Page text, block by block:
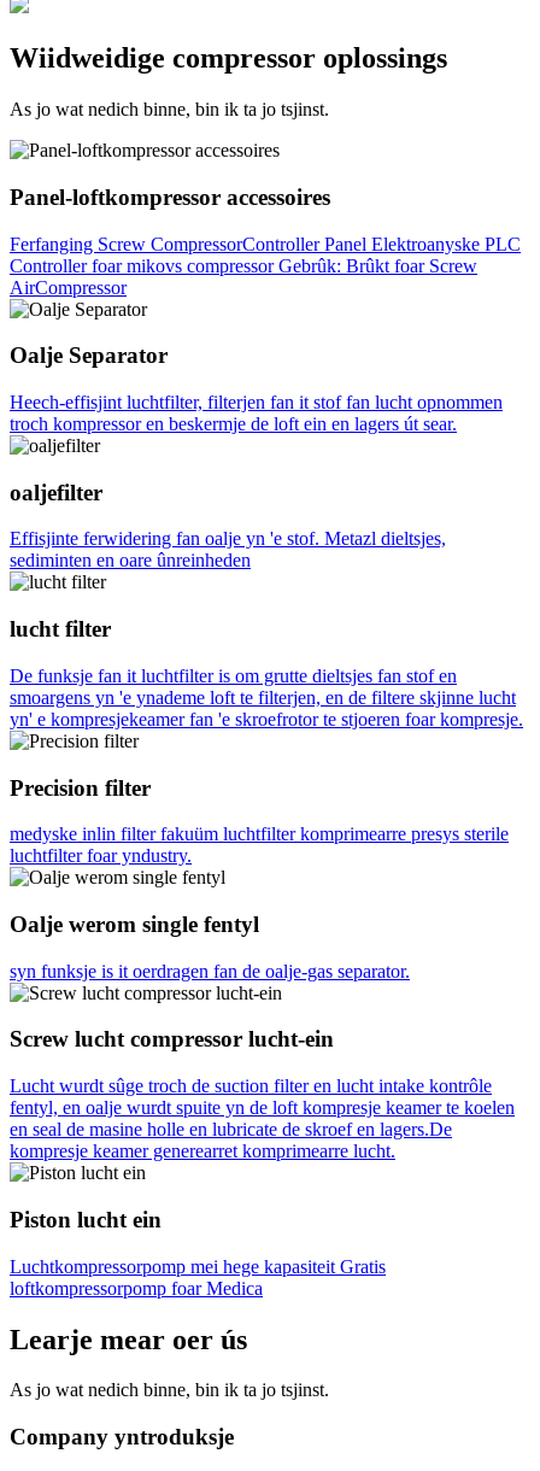
Wiidweidige compressor oplossings
As jo ​​​​wat nedich binne, bin ik ta jo tsjinst.
Panel-loftkompressor accessoires
Ferfanging Screw CompressorController Panel Elektroanyske PLC
Controller foar mikovs compressor Gebrûk: Brûkt foar Screw
AirCompressor
Oalje Separator
Heech-effisjint luchtfilter, filterjen fan it stof fan lucht opnommen
troch kompressor en beskermje de loft ein en lagers út sear.
oaljefilter
Effisjinte ferwidering fan oalje yn 'e stof. Metazl dieltsjes,
sediminten en oare ûnreinheden
lucht filter
De funksje fan it luchtfilter is om grutte dieltsjes fan stof en
smoargens yn 'e ynademe loft te filterjen, en de filtere skjinne lucht
yn' e kompresjekeamer fan 'e skroefrotor te stjoeren foar kompresje.
Precision filter
medyske inlin filter fakuüm luchtfilter komprimearre presys sterile
luchtfilter foar yndustry.
Oalje werom single fentyl
syn funksje is it oerdragen fan de oalje-gas separator.
Screw lucht compressor lucht-ein
Lucht wurdt sûge troch de suction filter en lucht intake kontrôle
fentyl, en oalje wurdt spuite yn de loft kompresje keamer te koelen
en seal de masine holle en lubricate de skroef en lagers.De
kompresje keamer generearret komprimearre lucht.
Piston lucht ein
Luchtkompressorpomp mei hege kapasiteit Gratis
loftkompressorpomp foar Medica
Learje mear oer ús
As jo ​​​​wat nedich binne, bin ik ta jo tsjinst.
Company yntroduksje